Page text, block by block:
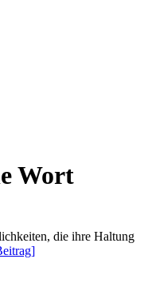
Wort
die ihre Haltung